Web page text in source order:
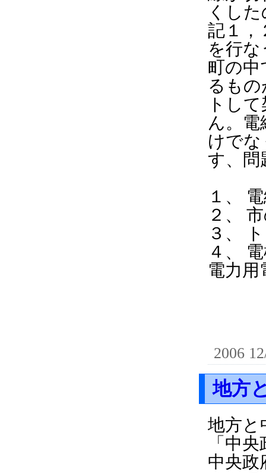
くし
記１，
を行
町の中
るも
トし
ん。
けで
す、問
１、
２、
３、
４、
電力用
2006
地方
地方と
「中
中央政